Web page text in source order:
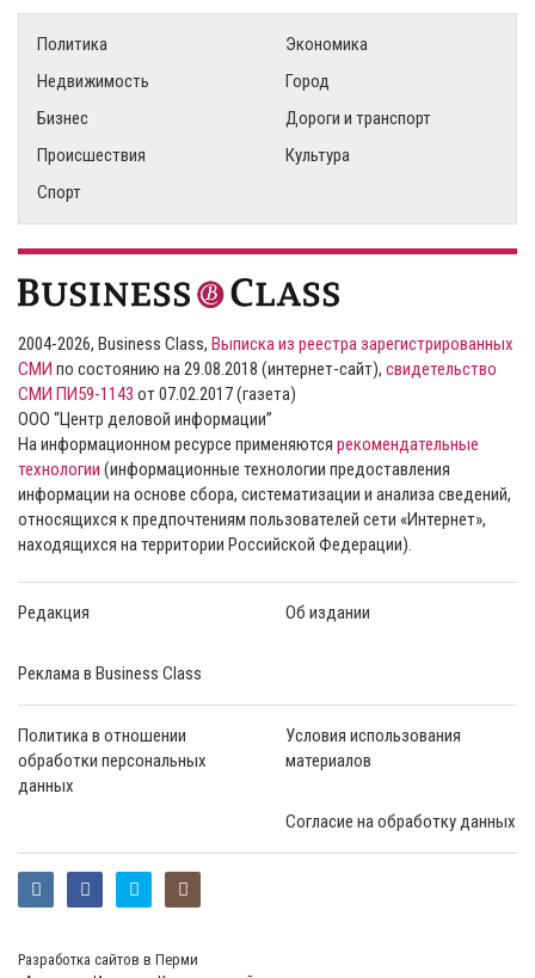
Политика
Экономика
Недвижимость
Город
Бизнес
Дороги и транспорт
Происшествия
Культура
Спорт
2004-2026, Business Class, Выписка из реестра зарегистрированных
СМИ по состоянию на 29.08.2018 (интернет-сайт), свидетельство
СМИ ПИ59-1143 от 07.02.2017 (газета)
ООО “Центр деловой информации”
На информационном ресурсе применяются рекомендательные
технологии (информационные технологии предоставления
информации на основе сбора, систематизации и анализа сведений,
относящихся к предпочтениям пользователей сети «Интернет»,
находящихся на территории Российской Федерации).
Редакция Об издании
Реклама в Business Class
Политика в отношении
обработки персональных
данных
Условия использования
материалов
Согласие на обработку данных
Разработка сайтов в Перми